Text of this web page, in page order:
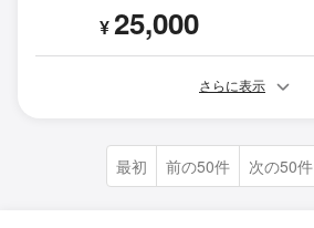
¥25,000
さらに表示
最初 前の50件 次の50件